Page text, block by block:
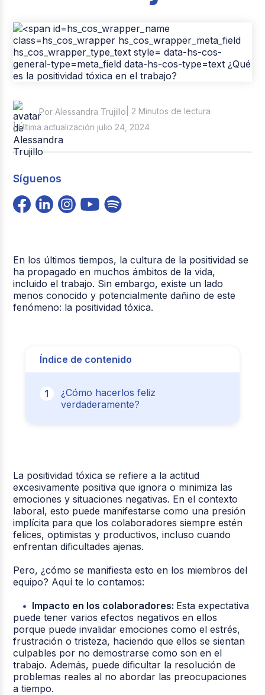
Tendencias y Data
Columna del Experto
Reclutamiento y Selección
Por Alessandra Trujillo | 2 Minutos de lectura
| Última actualización julio 24, 2024
Síguenos
En los últimos tiempos, la cultura de la positividad se
ha propagado en muchos ámbitos de la vida,
incluido el trabajo. Sin embargo, existe un lado
menos conocido y potencialmente dañino de este
fenómeno: la positividad tóxica.
Índice de contenido
¿Cómo hacerlos feliz
verdaderamente?
La positividad tóxica se refiere a la actitud
excesivamente positiva que ignora o minimiza las
emociones y situaciones negativas. En el contexto
laboral, esto puede manifestarse como una presión
implícita para que los colaboradores siempre estén
felices, optimistas y productivos, incluso cuando
enfrentan dificultades ajenas.
Pero, ¿cómo se manifiesta esto en los miembros del
equipo? Aquí te lo contamos:
Impacto en los colaboradores: Esta expectativa
puede tener varios efectos negativos en ellos
porque puede invalidar emociones como el estrés,
frustración o tristeza, haciendo que ellos se sientan
culpables por no demostrarse como son en el
trabajo. Además, puede dificultar la resolución de
problemas reales al no abordar las preocupaciones
a tiempo.